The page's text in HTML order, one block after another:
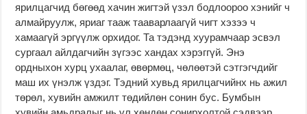
ярилцагчид бөгөөд хачин жигтэй үзэл бодлоороо хэнийг ч
алмайруулж, яриаг тааж тааварлаагүй чигт хэзээ ч
хамаагүй эргүүлж орхидог. Та тэдэнд хуурамчаар эсвэл
сургаал айлдагчийн зүгээс хандах хэрэггүй. Энэ
ордныхон хурц ухаалаг, өвөрмөц, чөлөөтэй сэтгэгчдийг
маш их үнэлж үздэг. Тэдний хувьд ярилцагчийнх нь ажил
төрөл, хувийн амжилт төдийлөн сонин бус. Бумбын